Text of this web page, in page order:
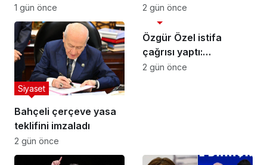
Atamasını Yaptı
1 gün önce
Bakırhan: “Meclis
kapanmadan çerçeve
yasa çıkarılmalıdır”
2 gün önce
Bahçeli çerçeve yasa
teklifini imzaladı
Siyaset
2 gün önce
Özgür Özel istifa
çağrısı yaptı:
Darbecilerden
Siyaset
2 gün önce